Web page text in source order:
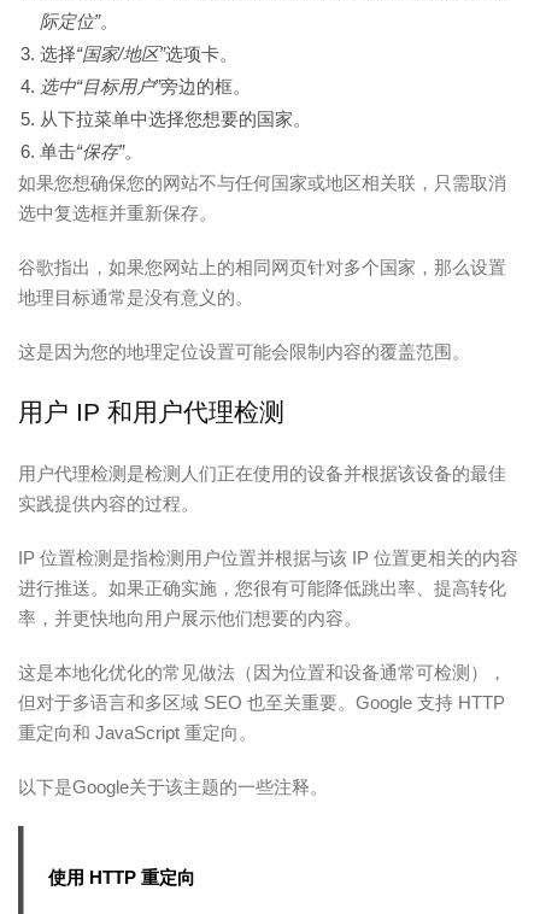
际定位”。
选择“国家/地区”选项卡。
选中“目标用户”旁边的框。
从下拉菜单中选择您想要的国家。
单击“保存”。
如果您想确保您的网站不与任何国家或地区相关联，只需取消
选中复选框并重新保存。
谷歌指出，如果您网站上的相同网页针对多个国家，那么设置
地理目标通常是没有意义的。
这是因为您的地理定位设置可能会限制内容的覆盖范围。
用户 IP 和用户代理检测
用户代理检测是检测人们正在使用的设备并根据该设备的最佳
实践提供内容的过程。
IP 位置检测是指检测用户位置并根据与该 IP 位置更相关的内容
进行推送。如果正确实施，您很有可能降低跳出率、提高转化
率，并更快地向用户展示他们想要的内容。
这是本地化优化的常见做法（因为位置和设备通常可检测），
但对于多语言和多区域 SEO 也至关重要。Google 支持 HTTP
重定向和 JavaScript 重定向。
以下是Google关于该主题的一些注释。
使用 HTTP 重定向